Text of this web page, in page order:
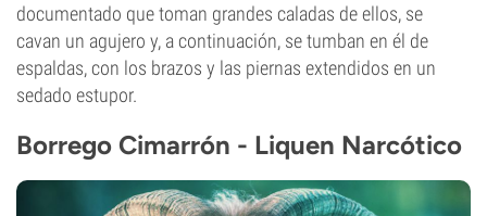
documentado que toman grandes caladas de ellos, se
cavan un agujero y, a continuación, se tumban en él de
espaldas, con los brazos y las piernas extendidos en un
sedado estupor.
Borrego Cimarrón - Liquen Narcótico